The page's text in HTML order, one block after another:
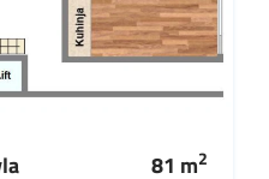
81 m2